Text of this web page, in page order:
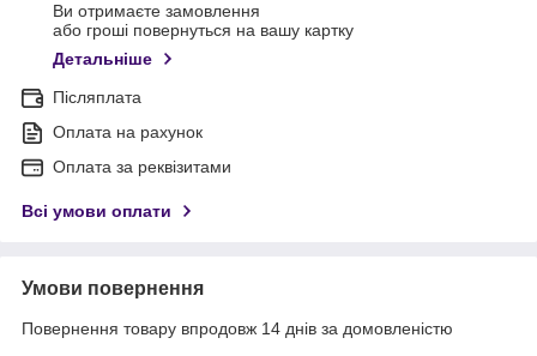
Ви отримаєте замовлення
або гроші повернуться на вашу картку
Детальніше
Післяплата
Оплата на рахунок
Оплата за реквізитами
Всі умови оплати
Умови повернення
Повернення товару впродовж 14 днів за домовленістю